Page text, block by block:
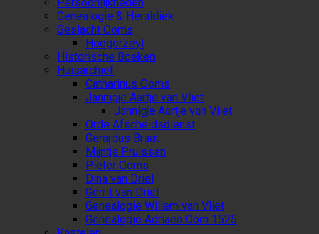
Genealogie & Heraldiek
Geslacht Ooms
Hoogerzeyl
Historische Boeken
Huisarchief
Catharinus Ooms
Jannigje Aartje van Vliet
Jannigje Aartje van Vliet
Orde Afscheidsdienst
Gerardus Braat
Mijntje Pruissen
Pieter Ooms
Dina van Driel
Gerrit van Driel
Genealogie Willem van Vliet
Genealogie Adriaen Oom 1525